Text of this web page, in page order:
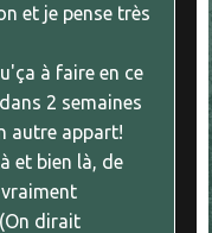
et je pense très
à faire en ce
2 semaines
autre appart!
et bien là, de
dirait